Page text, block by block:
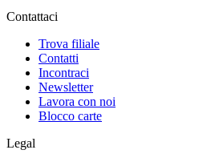
Contattaci
Trova filiale
Contatti
Incontraci
Newsletter
Lavora con noi
Blocco carte
Legal